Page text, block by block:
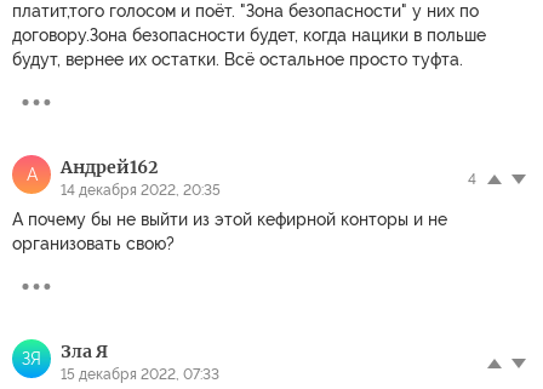
платит,того голосом и поёт. "Зона безопасности" у них по
договору.Зона безопасности будет, когда нацики в польше
будут, вернее их остатки. Всё остальное просто туфта.
А Андрей162
14 декабря 2022, 20:35
4
А почему бы не выйти из этой кефирной конторы и не
организовать свою?
ЗЯ Зла Я
15 декабря 2022, 07:33